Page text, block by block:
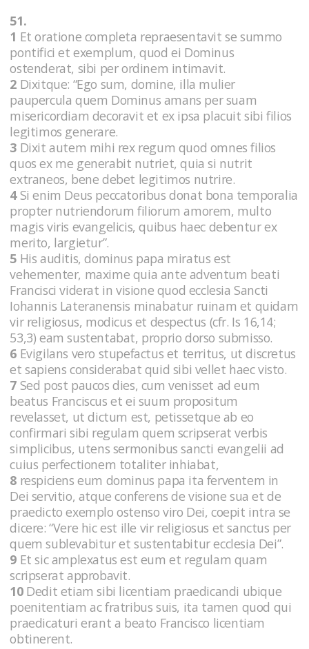
51.
1 Et oratione completa repraesentavit se summo
pontifici et exemplum, quod ei Dominus
ostenderat, sibi per ordinem intimavit.
2 Dixitque: “Ego sum, domine, illa mulier
paupercula quem Dominus amans per suam
misericordiam decoravit et ex ipsa placuit sibi filios
legitimos generare.
3 Dixit autem mihi rex regum quod omnes filios
quos ex me generabit nutriet, quia si nutrit
extraneos, bene debet legitimos nutrire.
4Si enim Deus peccatoribus donat bona temporalia
propter nutriendorum filiorum amorem, multo
magis viris evangelicis, quibus haec debentur ex
merito, largietur”.
5 His auditis, dominus papa miratus est
vehementer, maxime quia ante adventum beati
Francisci viderat in visione quod ecclesia Sancti
Iohannis Lateranensis minabatur ruinam et quidam
vir religiosus, modicus et despectus (cfr. Is 16,14;
53,3) eam sustentabat, proprio dorso submisso.
6 Evigilans vero stupefactus et territus, ut discretus
et sapiens considerabat quid sibi vellet haec visto.
7 Sed post paucos dies, cum venisset ad eum
beatus Franciscus et ei suum propositum
revelasset, ut dictum est, petissetque ab eo
confirmari sibi regulam quem scripserat verbis
simplicibus, utens sermonibus sancti evangelii ad
cuius perfectionem totaliter inhiabat,
8 respiciens eum dominus papa ita ferventem in
Dei servitio, atque conferens de visione sua et de
praedicto exemplo ostenso viro Dei, coepit intra se
dicere: “Vere hic est ille vir religiosus et sanctus per
quem sublevabitur et sustentabitur ecclesia Dei”.
9 Et sic amplexatus est eum et regulam quam
scripserat approbavit.
10Dedit etiam sibi licentiam praedicandi ubique
poenitentiam ac fratribus suis, ita tamen quod qui
praedicaturi erant a beato Francisco licentiam
obtinerent.